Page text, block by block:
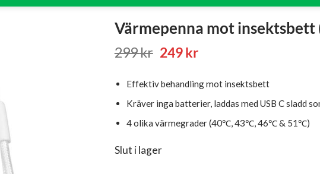
Värmepenna mot insektsbett
299kr Det
priset
var:
299 kr.
249krDet
priset
är:
249 kr.
Effektiv behandling mot insektsbett
Kräver inga batterier, laddas med USB C sladd
4 olika värmegrader (40℃, 43℃, 46℃ & 51℃)
Slut i lager